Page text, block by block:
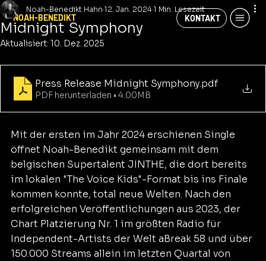
NOAH-BENEDIKT KONTAKT
Midnight Symphony
Noah-Benedikt Hahn 12. Jan. 2024 1 Min. Lesezeit
Aktualisiert: 10. Dez. 2025
Press Release Midnight Symphony.pdf
PDF herunterladen • 4.00MB
Mit der ersten im Jahr 2024 erschienen Single
öffnet Noah-Benedikt gemeinsam mit dem
belgischen Supertalent JINTHE, die dort bereits
im lokalen "The Voice Kids"-Format bis ins Finale
kommen konnte, total neue Welten. Nach den
erfolgreichen Veröffentlichungen aus 2023, der
Chart Platzierung Nr. 1 im größten Radio für
Independent-Artists der Welt aBreak 58 und über
150.000 Streams allein im letzten Quartal von